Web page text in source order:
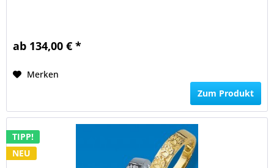
ab 134,00 € *
Merken
Zum Produkt
TIPP!
NEU